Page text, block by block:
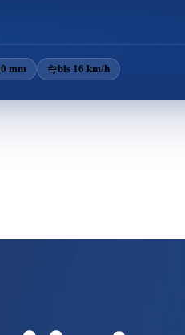
0 mm bis 16 km/h